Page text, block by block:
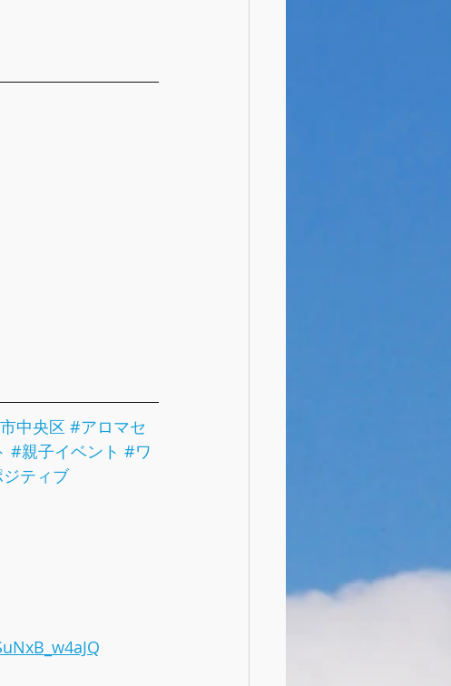
中央区 #アロマセ
#親子イベント #ワ
ティブ